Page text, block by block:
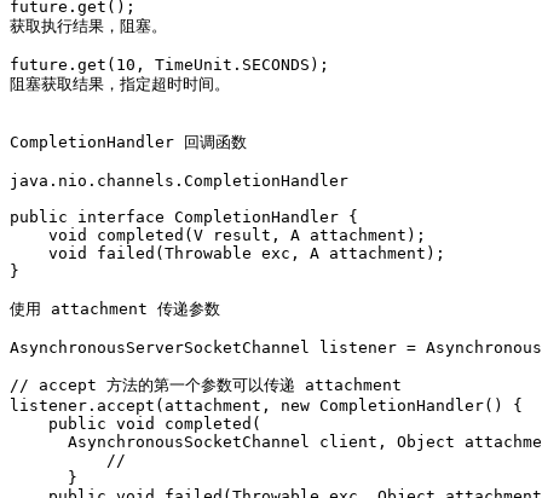
future.get();
获取执行结果，阻塞。
future.get(10, TimeUnit.SECONDS);
阻塞获取结果，指定超时时间。
CompletionHandler 回调函数
java.nio.channels.CompletionHandler
public interface CompletionHandler {
    void completed(V result, A attachment);
    void failed(Throwable exc, A attachment);
}
使用 attachment 传递参数
AsynchronousServerSocketChannel listener =
// accept 方法的第一个参数可以传递 attachment
listener.accept(attachment, new CompletionHandler() {
    public void completed(
AsynchronousSocketChannel client, Object
          //
      }